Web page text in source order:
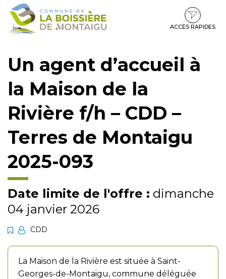
Gestion des traceurs
Aller
Aller
contenu
Aller
pied
ACCÈS RAPIDES
Un agent d’accueil à
la Maison de la
Rivière f/h – CDD –
Terres de Montaigu
2025-093
Date limite de l'offre : dimanche
04 janvier 2026
CDD
La Maison de la Rivière est située à Saint-
Georges-de-Montaigu, commune déléguée